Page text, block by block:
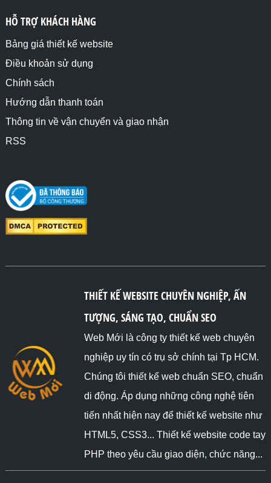
HỖ TRỢ KHÁCH HÀNG
Bảng giá thiết kế website
Điều khoản sử dụng
Chính sách
Hướng dẫn thanh toán
Thông tin về vận chuyển và giao nhận
RSS
THIẾT KẾ WEBSITE CHUYÊN NGHIỆP, ẤN
TƯỢNG, SÁNG TẠO, CHUẨN SEO
Web Mới là công ty thiết kế web chuyên
nghiệp uy tín có trụ sở chính tại Tp HCM.
Chúng tôi thiết kế web chuẩn SEO, chuẩn
di động. Áp dụng những công nghệ tiên
tiến nhất hiện nay để thiết kế website như
HTML5, CSS3... Thiết kế website code tay
PHP theo yêu cầu giao diện, chức năng...